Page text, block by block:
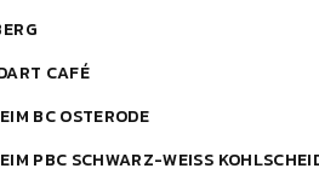
CAFÉ
BC OSTERODE
PBC SCHWARZ-WEISS KOHLSCHEID